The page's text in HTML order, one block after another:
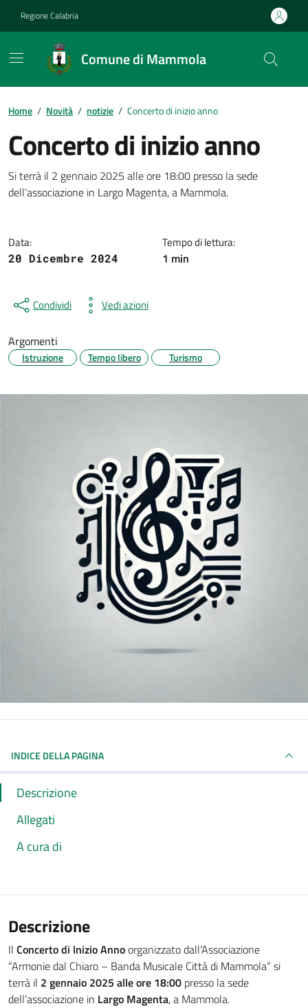
Regione Calabria
Comune di Mammola
Home / Novità / notizie / Concerto di inizio anno
Concerto di inizio anno
Dettagli della notizia
Si terrà il 2 gennaio 2025 alle ore 18:00 presso la sede
dell’associazione in Largo Magenta, a Mammola.
Data:
20 Dicembre 2024
Tempo di lettura:
1 min
Condividi Vedi azioni
Argomenti
Istruzione Tempo libero Turismo
INDICE DELLA PAGINA
Descrizione
Allegati
A cura di
Descrizione
Il Concerto di Inizio Annoorganizzato dall’Associazione
“Armonie dal Chiaro – Banda Musicale Città di Mammola” si
terrà il 2 gennaio 2025 alle ore 18:00 presso la sede
dell’associazione in Largo Magenta, a Mammola.